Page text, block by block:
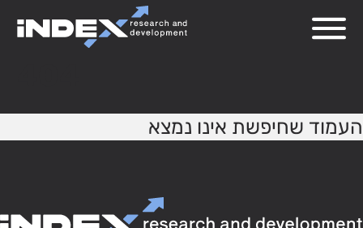
העמוד שחיפשת אינו נמצא